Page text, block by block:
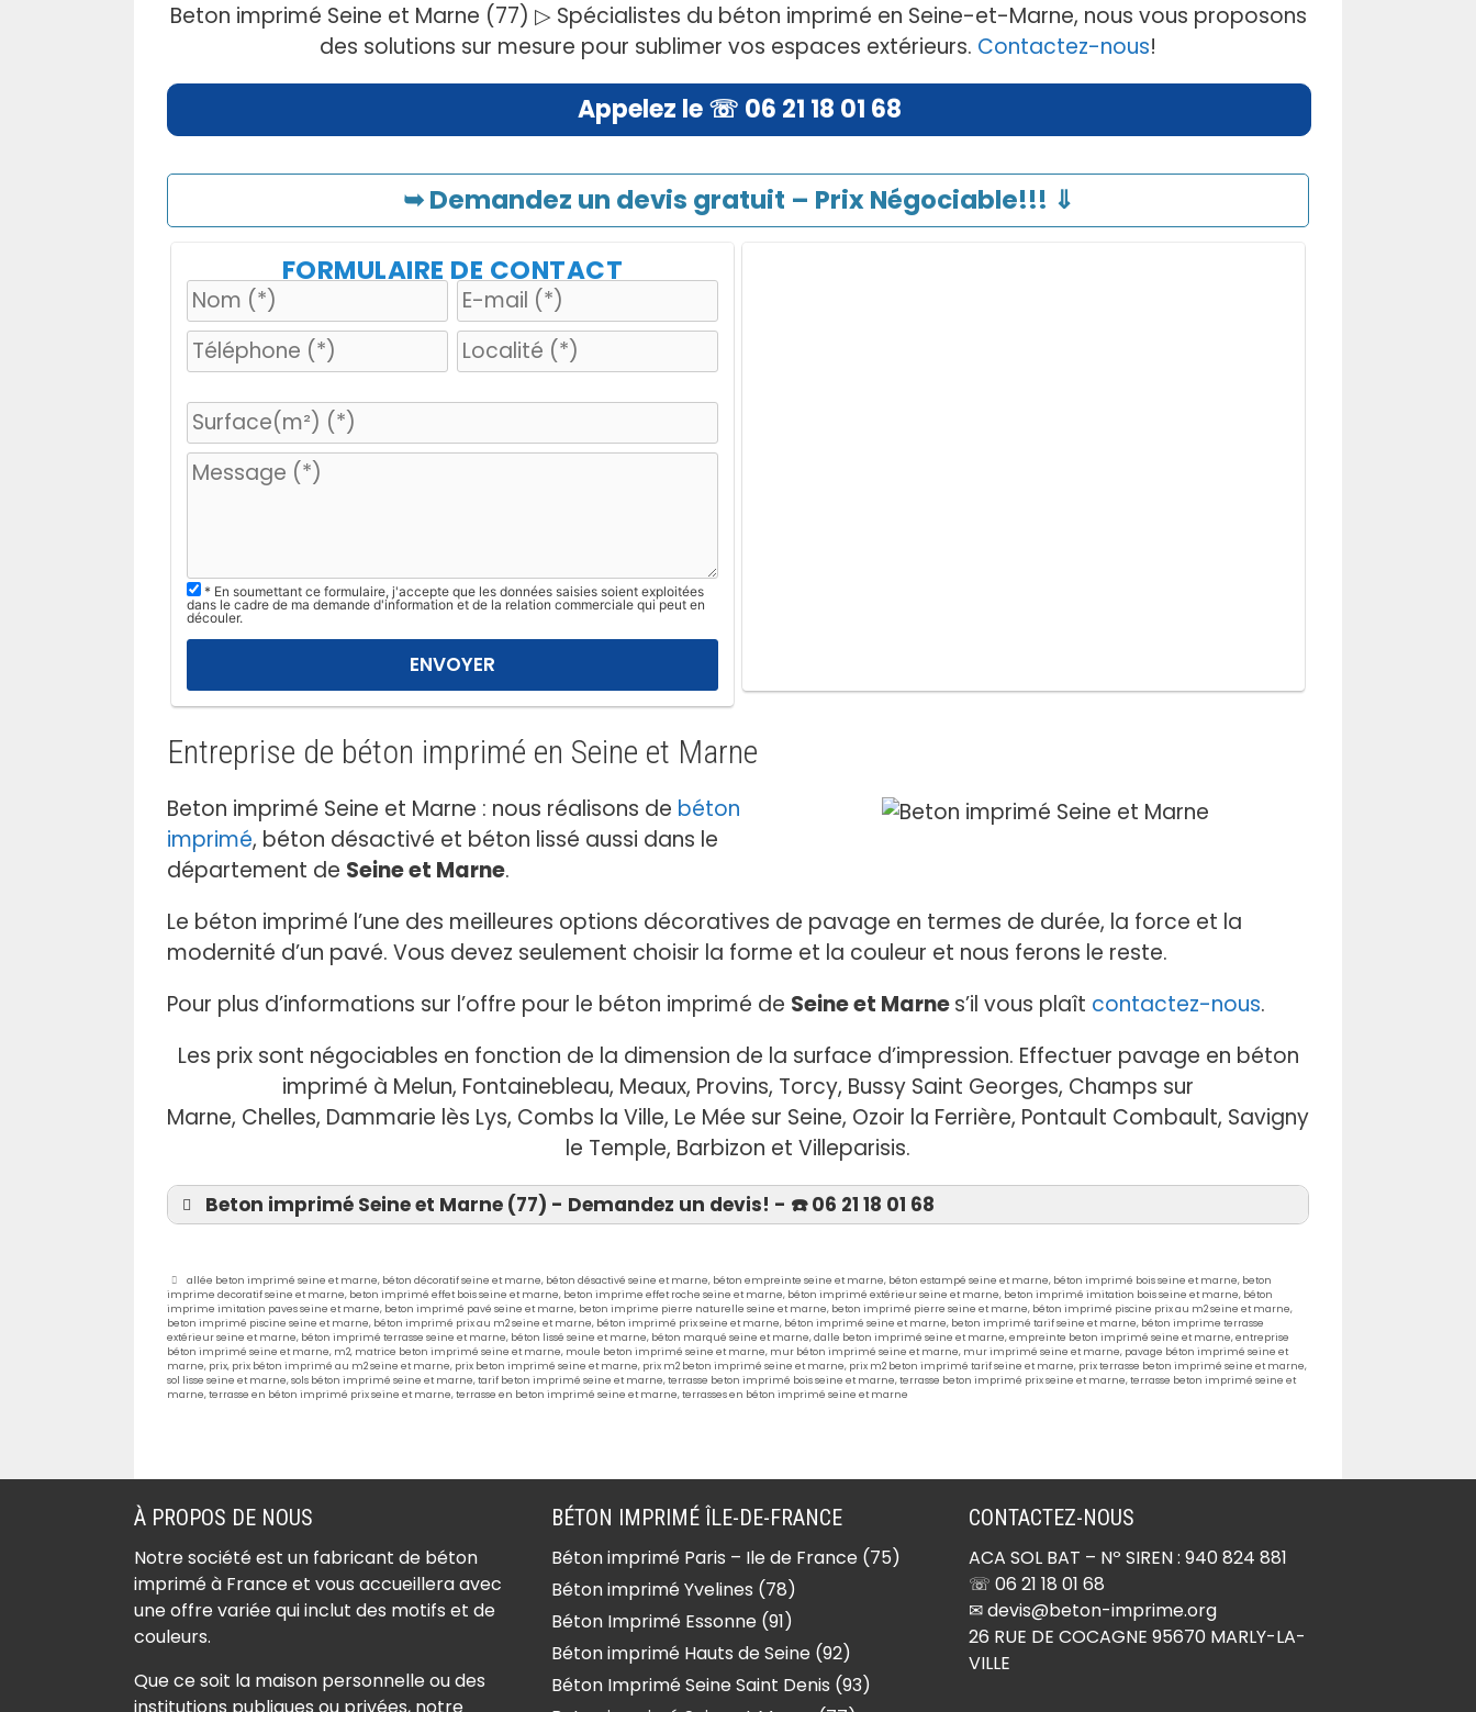
Beton imprimé Seine et Marne (77) ▷ Spécialistes du béton imprimé en Seine-et-Marne, nous vous proposons
des solutions sur mesure pour sublimer vos espaces extérieurs. Contactez-nous!
Appelez le ☏ 06 21 18 01 68
➥ Demandez un devis gratuit – Prix Négociable!!! ⇓
FORMULAIRE DE CONTACT
e
u
z
l
a
s
e
c
e
c
h
a
p
v
d
* En soumettant ce formulaire, j'accepte que les données saisies soient exploitées
dans le cadre de ma demande d'information et de la relation commerciale qui peut en
découler.
Entreprise de béton imprimé en Seine et Marne
Beton imprimé Seine et Marne : nous réalisons de béton
imprimé, béton désactivé et béton lissé aussi dans le
département de Seine et Marne.
Le béton imprimé l’une des meilleures options décoratives de pavage en termes de durée, la force et la
modernité d’un pavé. Vous devez seulement choisir la forme et la couleur et nous ferons le reste.
Pour plus d’informations sur l’offre pour le béton imprimé de Seine et Marnes’il vous plaît contactez-nous.
Les prix sont négociables en fonction de la dimension de la surface d’impression. Effectuer pavage en béton
imprimé à Melun, Fontainebleau, Meaux, Provins, Torcy, Bussy Saint Georges, Champs sur
Marne, Chelles, Dammarie lès Lys, Combs la Ville, Le Mée sur Seine, Ozoir la Ferrière, Pontault Combault, Savigny
le Temple, Barbizon et Villeparisis.
Beton imprimé Seine et Marne (77) - Demandez un devis! - ☎️ 06 21 18 01 68
Béton imprimé Achères-
la-Forêt (77760)
Béton imprimé Amillis
(77120)
(77390)
Béton imprimé Annet-sur-
Marne (77410)
Béton imprimé Arbonne-
Béton imprimé Argentières
(77390)
Béton imprimé Forfry
(77165)
Béton imprimé Forges
(77130)
sur-Marne (77410)
Béton imprimé Frétoy
(77320)
Béton imprimé Fromont
(77760)
Béton imprimé Fublaines
(77470)
Béton imprimé Ocquerre
(77440)
Béton imprimé Oissery
(77167)
Béton imprimé Othis
(77280)
Béton imprimé Ozoir-la-
Ferrière (77330)
Étiquettes
allée beton imprimé seine et marne, béton décoratif seine et marne, béton désactivé seine et marne, béton empreinte seine et marne, béton estampé seine et marne, béton imprimé bois seine et marne, beton
imprime decoratif seine et marne, beton imprimé effet bois seine et marne, beton imprime effet roche seine et marne, béton imprimé extérieur seine et marne, beton imprimé imitation bois seine et marne, béton
imprime imitation paves seine et marne, beton imprimé pavé seine et marne, beton imprime pierre naturelle seine et marne, beton imprimé pierre seine et marne, béton imprimé piscine prix au m2 seine et marne,
beton imprimé piscine seine et marne, béton imprimé prix au m2 seine et marne, béton imprimé prix seine et marne, béton imprimé seine et marne, beton imprimé tarif seine et marne, béton imprime terrasse
extérieur seine et marne, béton imprimé terrasse seine et marne, béton lissé seine et marne, béton marqué seine et marne,dalle beton imprimé seine et marne,empreinte beton imprimé seine et marne,entreprise
béton imprimé seine et marne, m2, matrice beton imprimé seine et marne, moule beton imprimé seine et marne, mur béton imprimé seine et marne, mur imprimé seine et marne, pavage béton imprimé seine et
marne, prix, prix béton imprimé au m2 seine et marne, prix beton imprimé seine et marne, prix m2 beton imprimé seine et marne, prix m2 beton imprimé tarif seine et marne, prix terrasse beton imprimé seine et marne,
sol lisse seine et marne,sols béton imprimé seine et marne,tarif beton imprimé seine et marne,terrasse beton imprimé bois seine et marne,terrasse beton imprimé prix seine et marne,terrasse beton imprimé seine et
marne,terrasse en béton imprimé prix seine et marne,terrasse en beton imprimé seine et marne,terrasses en béton imprimé seine et marne
À PROPOS DE NOUS
Notre société est un fabricant de béton
imprimé à France et vous accueillera avec
une offre variée qui inclut des motifs et de
couleurs.
Que ce soit la maison personnelle ou des
institutions publiques ou privées, notre
BÉTON IMPRIMÉ ÎLE-DE-FRANCE
Béton imprimé Paris – Ile de France (75)
Béton imprimé Yvelines (78)
Béton Imprimé Essonne (91)
Béton imprimé Hauts de Seine (92)
Béton Imprimé Seine Saint Denis (93)
CONTACTEZ-NOUS
ACA SOL BAT – Nº SIREN : 940 824 881
☏ 06 21 18 01 68
✉ devis@beton-imprime.org
26 RUE DE COCAGNE 95670 MARLY-LA-
VILLE